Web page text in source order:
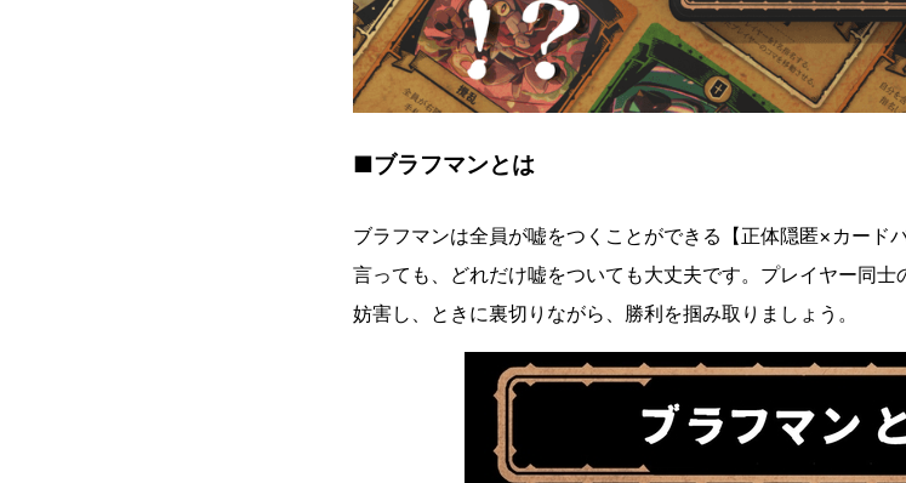
■ブラフマンとは
ブラフマンは全員が嘘をつくことができる【正体隠匿×カード
言っても、どれだけ嘘をついても大丈夫です。プレイヤー同士
妨害し、ときに裏切りながら、勝利を掴み取りましょう。